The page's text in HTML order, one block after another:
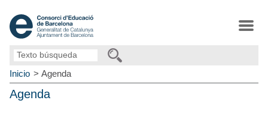
Texto
Inicio
Agenda
Agenda